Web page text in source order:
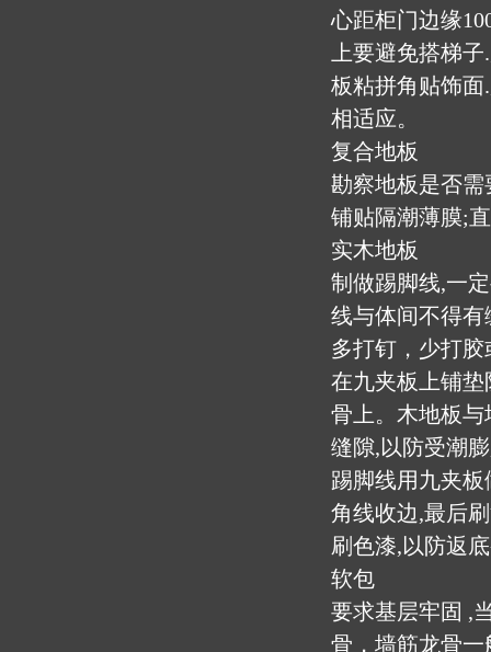
心距柜门边缘
上要避免搭梯
板粘拼角贴饰
相适应。
复合地板
勘察地板是否
铺贴隔潮薄膜;
实木地板
制做踢脚线,一
线与体间不得有
多打钉，少打
在九夹板上铺
骨上。木地板
缝隙,以防受潮
踢脚线用九夹
角线收边,最后
刷色漆,以防返
软包
要求基层牢固 ,
骨，墙筋龙骨一